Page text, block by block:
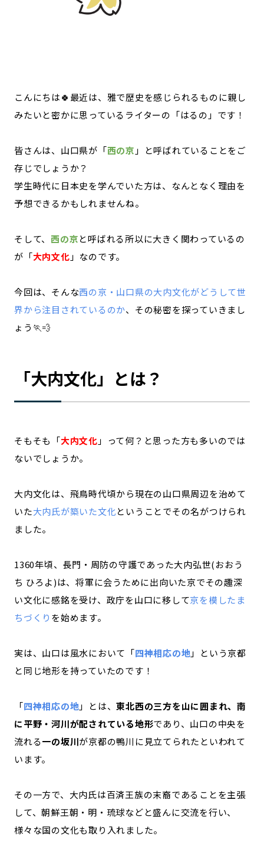
お問い合わせ 会社概要
こんにちは🍀最近は、雅で歴史を感じられるものに親し
みたいと密かに思っているライターの「はるの」です！
皆さんは、山口県が「西の京 」と呼ばれていることをご
存じでしょうか？
学生時代に日本史を学んでいた方は、なんとなく理由を
予想できるかもしれませんね。
そして、 西の京と呼ばれる所以に大きく関わっているの
が「大内文化 」なのです。
今回は、そんな西の京・山口県の大内文化がどうして世
界から注目されているのか、その秘密を探っていきまし
ょう🏃💨
「大内文化」とは？
そもそも「大内文化 」って何？と思った方も多いのでは
ないでしょうか。
大内文化は、飛鳥時代頃から現在の山口県周辺を治めて
いた大内氏が築いた文化ということでその名がつけられ
ました。
1360年頃、長門・周防の守護であった大内弘世(おおう
ち ひろよ)は、将軍に会うために出向いた京でその趣深
い文化に感銘を受け、政庁を山口に移して京を模したま
ちづくり を始めます。
実は、山口は風水において「四神相応の地」という京都
と同じ地形を持っていたのです！
「四神相応の地」とは、東北西の三方を山に囲まれ、南
に平野・河川が配されている地形であり、山口の中央を
流れる一の坂川が京都の鴨川に見立てられたといわれて
います。
その一方で、大内氏は百済王族の末裔であることを主張
して、朝鮮王朝・明・琉球などと盛んに交流を行い、
様々な国の文化も取り入れました。